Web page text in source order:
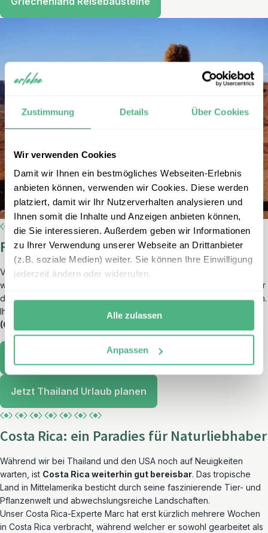
Zustimmung Details Über Cookies
Wir verwenden Cookies
Damit wir Ihnen ein bestmögliches Webseiten-Erlebnis
anbieten können, verwenden wir Cookies. Diese werden
platziert, damit wir Ihr Nutzerverhalten analysieren und
Ihnen somit die Inhalte und Anzeigen anbieten können,
die Sie interessieren. Außerdem geben wir Informationen
zu Ihrer Verwendung unserer Webseite an Drittanbieter
(z.B. soziale Medien) weiter. Sie können Ihre Einwilligung
jederzeit ändern oder widerrufen.
Alle zulassen
Anpassen
Fernreisen im Jahr 2021
Viele von uns plagt das Fernweh: So würden
wenn es möglich ist, auch eine Fernreise planen. Die Geografie der
dabei genannten Reiseziele ist sehr breit: von Ägypten bis Vietnam.
Ihre Top-Fernreise-Destinationen sind die
(6%)
Jetzt Thailand Urlaub planen
Costa Rica: ein Paradies für Naturliebhaber
Während wir bei Thailand und den USA noch auf Neuigkeiten
warten, ist Costa Rica weiterhin gut bereisbar. Das tropische
Land in Mittelamerika besticht durch seine faszinierende Tier- und
Pflanzenwelt und abwechslungsreiche Landschaften.
Unser Costa Rica-Experte Marc hat erst kürzlich mehrere Wochen
in Costa Rica verbracht, während welcher er sowohl gearbeitet als